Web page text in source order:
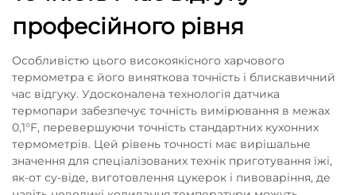
професійного рівня
Особливістю цього високоякісного харчового
термометра є його виняткова точність і блискавичний
час відгуку. Удосконалена технологія датчика
термопари забезпечує точність вимірювання в межах
0,1°F, перевершуючи точність стандартних кухонних
термометрів. Цей рівень точності має вирішальне
значення для спеціалізованих технік приготування їжі,
як-от су-віде, виготовлення цукерок і пивоваріння, де